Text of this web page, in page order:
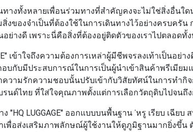
างทั้งหลายเพื่อนร่วมทางที่สำคัญคงจะไม่ใช่สิ่งอื่นใด
งของจำเป็นที่ต้องใช้ในการเดินทางไว้อย่างครบครัน
ย่างดี เพราะนี่คือสิ่งที่ต้องอยู่ติดตัวของเราไปตลอดทั้
เข้าใจถึงความต้องการเหล่าผู้มีชีพจรลงเท้าเป็นอย่
บกับมีประสบการณ์ในการเป็นผู้นำเข้าสินค้าพรีเมียม
ความรักความชอบนั้นปรับเข้ากับวิสัยทัศน์ในการทำกิ
รนด์ไทย ที่ใส่ใจคุณภาพตั้งแต่การเลือกวัตถุดิบไปจนถึ
ง "HQ LUGGAGE" ออกแบบบนพื้นฐาน 'หรู เรียบ เฉียบ
พื่อส่งเสริมภาพลักษณ์ผู้ใช้งานให้ดูภูมิฐานมากยิ่งขึ้น ตั